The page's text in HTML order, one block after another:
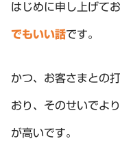
はじめに申し上げて
でもいい話です。
かつ、お客さまとの
おり、そのせいでよ
が高いです。